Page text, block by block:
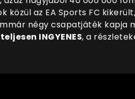
közül az EA Sports FC
négy csapatjáték kapja
INGYENES, a